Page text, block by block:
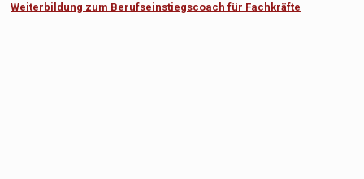
Weiterbildung zum Berufseinstiegscoach für Fachkräfte